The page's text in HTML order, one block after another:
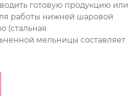
готовую продукцию или
работы нижней шаровой
(стальная
мельницы составляет